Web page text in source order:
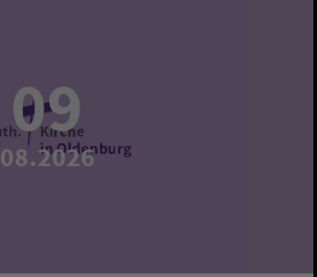
09
08.2026